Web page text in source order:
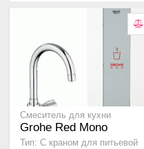
Смеситель для кухни
Grohe Red Mono
Тип: С краном для питьевой